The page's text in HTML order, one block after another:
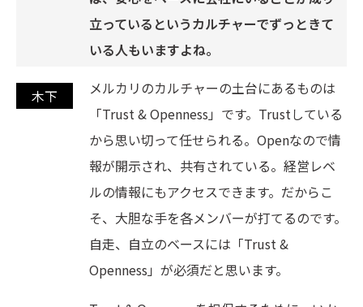
立っているというカルチャーでずっときて
いる人もいますよね。
メルカリのカルチャーの土台にあるものは
「Trust & Openness」です。Trustしている
から思い切って任せられる。Openなので情
報が開示され、共有されている。経営レベ
ルの情報にもアクセスできます。だからこ
そ、大胆な手を各メンバーが打てるのです。
自走、自立のベースには「Trust &
Openness」が必須だと思います。